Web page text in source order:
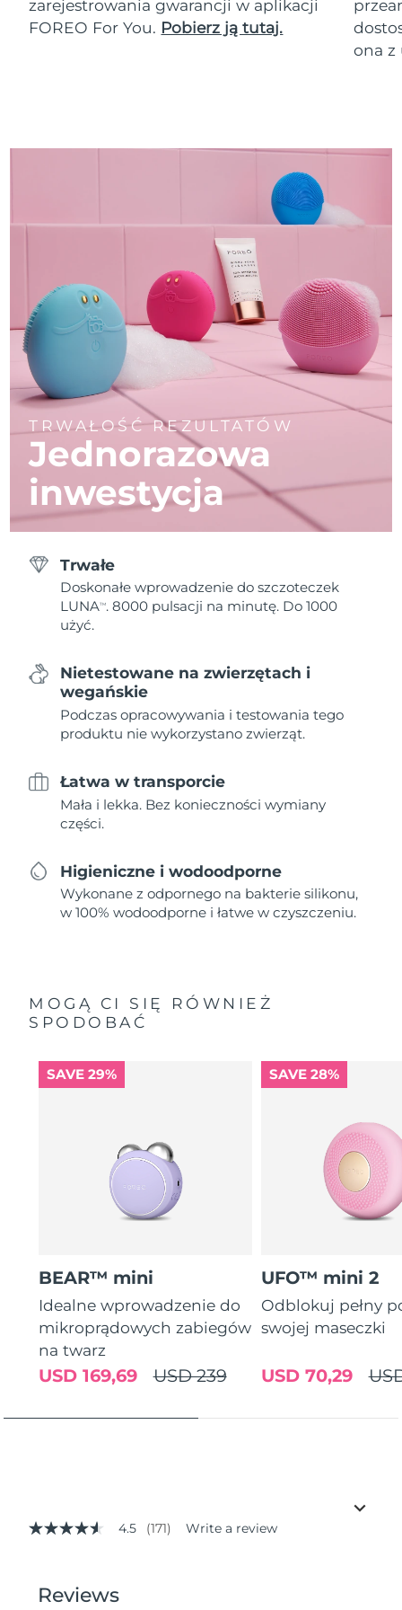
zarejestrowania gwarancji w aplikacji
FOREO For You. Pobierz ją tutaj.
ona z
TRWAŁOŚĆ REZULTATÓW
Jednorazowa
inwestycja
Trwałe
Doskonałe wprowadzenie do szczoteczek
LUNATM . 8000 pulsacji na minutę. Do 1000
użyć.
Nietestowane na zwierzętach i
wegańskie
Podczas opracowywania i testowania tego
produktu nie wykorzystano zwierząt.
Łatwa w transporcie
Mała i lekka. Bez konieczności wymiany
części.
Higieniczne i wodoodporne
Wykonane z odpornego na bakterie silikonu,
w 100% wodoodporne i łatwe w czyszczeniu.
MOGĄ CI SIĘ RÓWNIEŻ
SPODOBAĆ
SAVE 29%
BEAR™ mini
Idealne wprowadzenie do
mikroprądowych zabiegów
na twarz
USD 239
USD 169,69
SAVE 28%
UFO™ mini 2
Odblokuj pełny
swojej maseczki
USD 70,29
4.5
stars,
average
4.5 (171) Write a review